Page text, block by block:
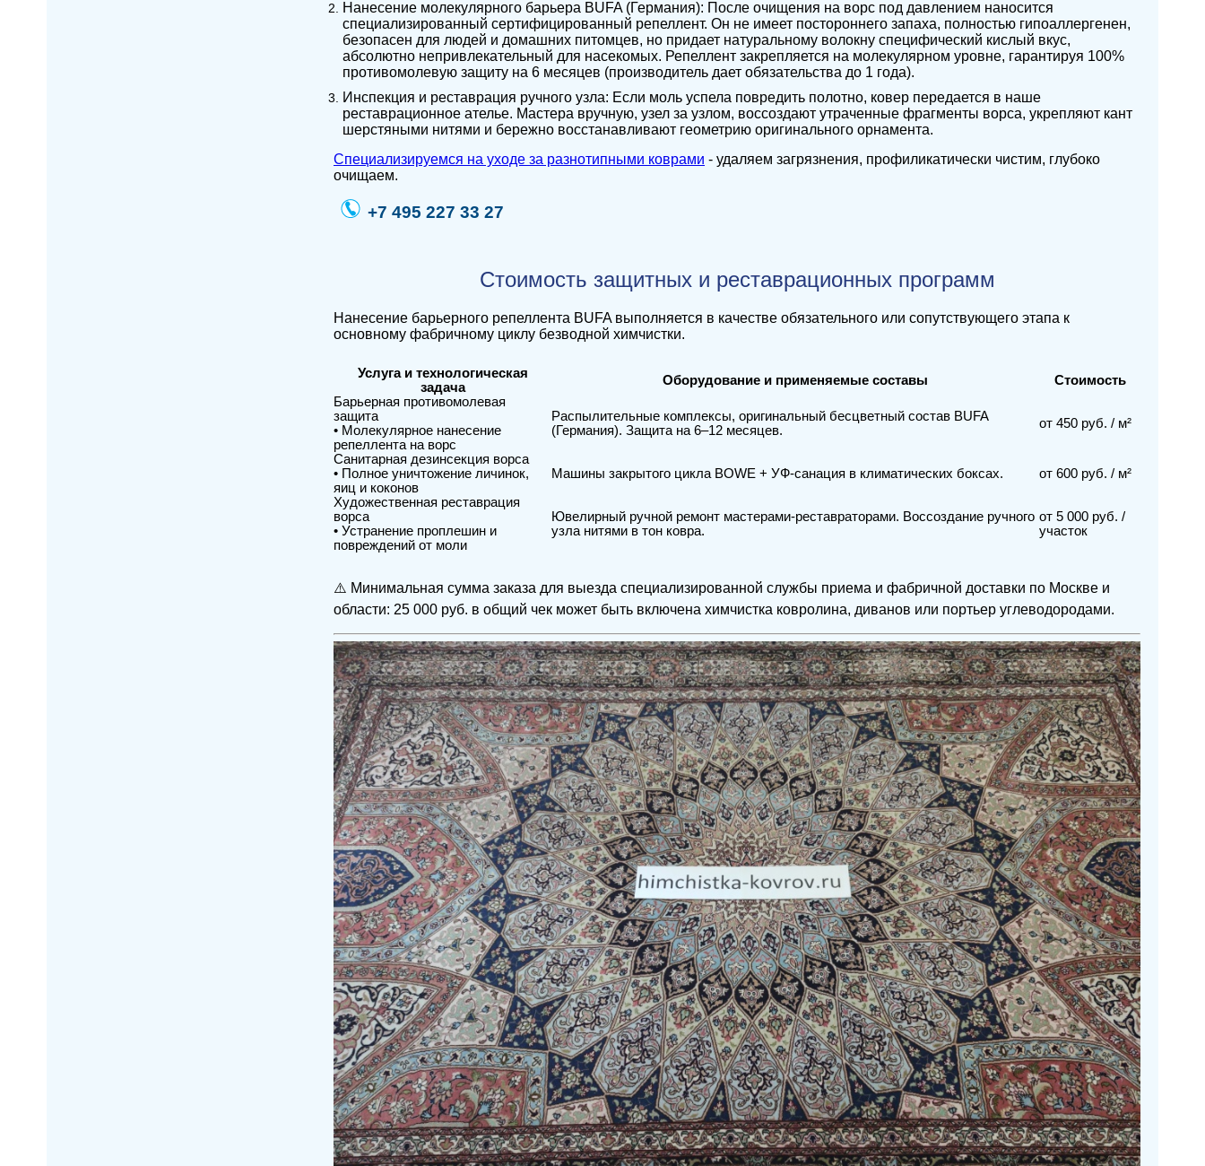
Нанесение молекулярного барьера BUFA (Германия): После очищения на ворс под давлением наносится
специализированный сертифицированный репеллент. Он не имеет постороннего запаха, полностью гипоаллергенен,
безопасен для людей и домашних питомцев, но придает натуральному волокну специфический кислый вкус,
абсолютно непривлекательный для насекомых. Репеллент закрепляется на молекулярном уровне, гарантируя 100%
противомолевую защиту на 6 месяцев (производитель дает обязательства до 1 года).
Инспекция и реставрация ручного узла: Если моль успела повредить полотно, ковер передается в наше
реставрационное ателье. Мастера вручную, узел за узлом, воссоздают утраченные фрагменты ворса, укрепляют кант
шерстяными нитями и бережно восстанавливают геометрию оригинального орнамента.
Специализируемся на уходе за разнотипными коврами - удаляем загрязнения, профиликатически чистим, глубоко
очищаем.
+7 495 227 33 27
Стоимость защитных и реставрационных программ
Нанесение барьерного репеллента BUFA выполняется в качестве обязательного или сопутствующего этапа к
основному фабричному циклу безводной химчистки.
Услуга и технологическая
задача
Оборудование и применяемые составы
Стоимость
Барьерная противомолевая
защита
• Молекулярное нанесение
репеллента на ворс
Распылительные комплексы, оригинальный бесцветный состав BUFA
(Германия). Защита на 6–12 месяцев.
от 450 руб. / м²
Санитарная дезинсекция ворса
• Полное уничтожение личинок,
яиц и коконов
Машины закрытого цикла BOWE + УФ-санация в климатических боксах.
от 600 руб. / м²
Художественная реставрация
ворса
• Устранение проплешин и
повреждений от моли
Ювелирный ручной ремонт мастерами-реставраторами. Воссоздание ручного
узла нитями в тон ковра.
от 5 000 руб. /
участок
⚠️ Минимальная сумма заказа для выезда специализированной службы приема и фабричной доставки по Москве и
области: 25 000 руб. в общий чек может быть включена химчистка ковролина, диванов или портьер углеводородами.